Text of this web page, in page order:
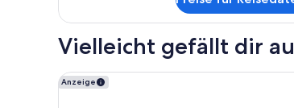
Vielleicht gefällt dir
Anzeige
Doubletree by Hilton Vienna Schonbrunn